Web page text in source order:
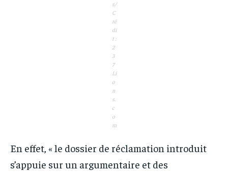
s/
C
ré
di
t :
2
3
7
Li
o
n
s.
c
o
m
En effet, « le dossier de réclamation introduit
s’appuie sur un argumentaire et des